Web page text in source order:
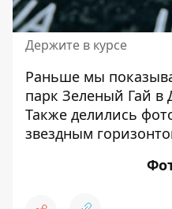
Держите в курсе
Раньше мы
парк Зеленый Гай в
Также делились
звездным